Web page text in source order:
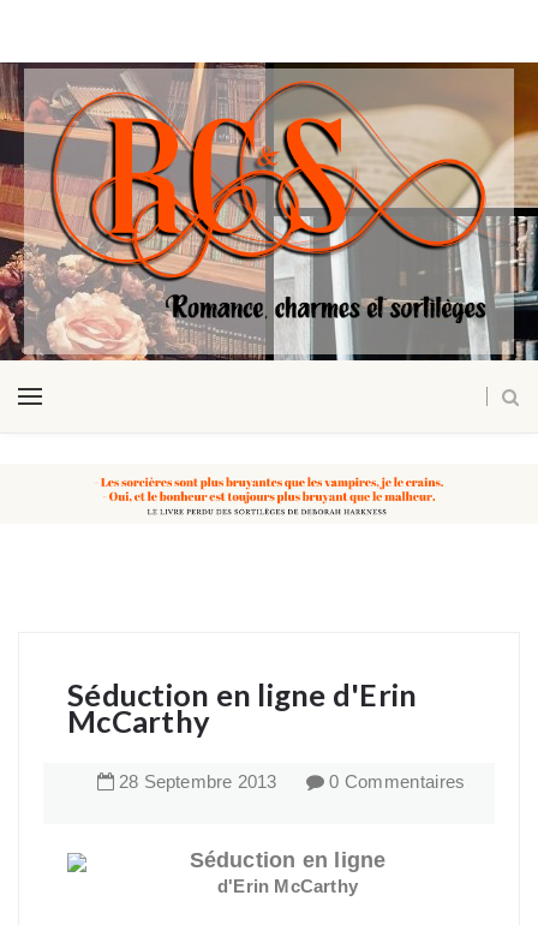
Séduction en ligne d'Erin
McCarthy
28 Septembre 2013 0 Commentaires
Séduction en ligne
d'Erin McCarthy